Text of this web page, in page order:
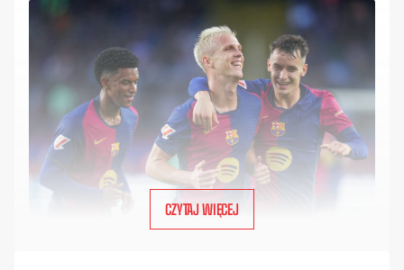
CZYTAJ WIĘCEJ